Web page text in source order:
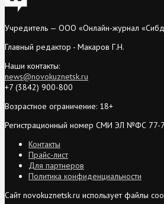
Учредитель — ООО «Онлайн-журнал
Главный редактор - Макаров Г.Н.
Наши контакты:
news@novokuznetsk.ru
+7 (3842) 900-800
Возрастное ограничение: 18+
Регистрационный номер СМИ ЭЛ №ФС 77-
Контакты
Прайс-лист
Для партнеров
Политика конфиденциальности
Сайт novokuznetsk.ru использует файлы